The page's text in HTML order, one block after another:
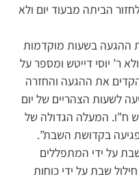
הביתה מבעוד יום ולא
ההגעה בשעות מוקדמות
ר’ יוסי דייטש ומספר על
את ההגעה והחזרה
לשעות הצהריים של יום
ח”ו. המעלה הגדולה של
בקדושת השבת”.
על ידי המתפללים
שבת על ידי כוחות